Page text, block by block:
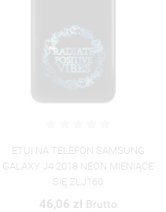
ETUI NA TELEFON SAMSUNG
GALAXY J4 2018 NEON MIENIĄCE
SIĘ ZLJ160
46,06 zł Brutto